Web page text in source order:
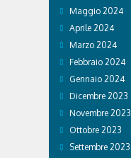
Maggio 2024
Aprile 2024
Marzo 2024
Febbraio 2024
Gennaio 2024
Dicembre 2023
Novembre 2023
Ottobre 2023
Settembre 2023